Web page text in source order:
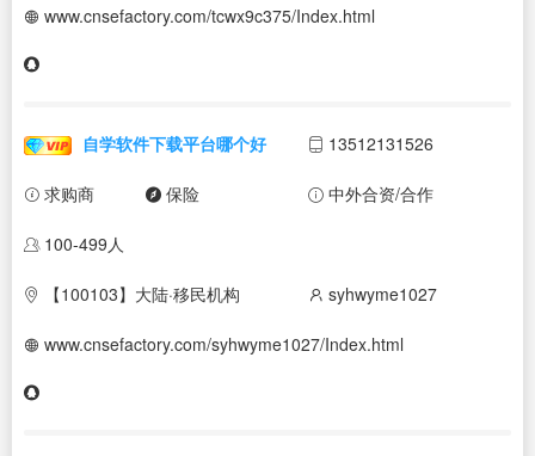
www.cnsefactory.com/tcwx9c375/Index.html
自学软件下载平台哪个好 13512131526
求购商 保险 中外合资/合作
100-499人
【100103】大陆·移民机构 syhwyme1027
www.cnsefactory.com/syhwyme1027/Index.html